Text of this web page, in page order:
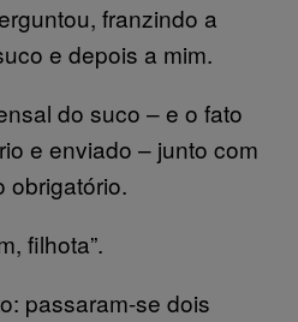
franzindo a
e depois a mim.
do suco – e o fato
e enviado – junto com
obrigatório.
filhota”.
passaram-se dois